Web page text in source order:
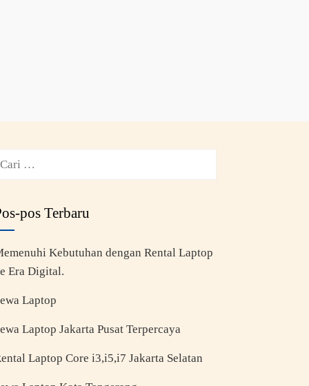
pos Terbaru
Kebutuhan dengan Rental Laptop
Era Digital.
Laptop
Laptop Jakarta Pusat Terpercaya
Laptop Core i3,i5,i7 Jakarta Selatan